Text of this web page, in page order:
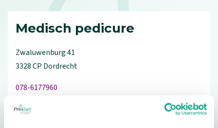
Medisch pedicure
Zwaluwenburg41
3328 CP Dordrecht
078-6177960